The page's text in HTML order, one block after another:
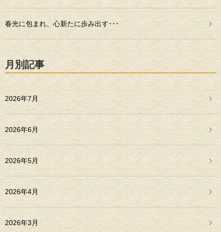
春光に包まれ、心新たに歩み出す･･･
月別記事
2026年7月
2026年6月
2026年5月
2026年4月
2026年3月